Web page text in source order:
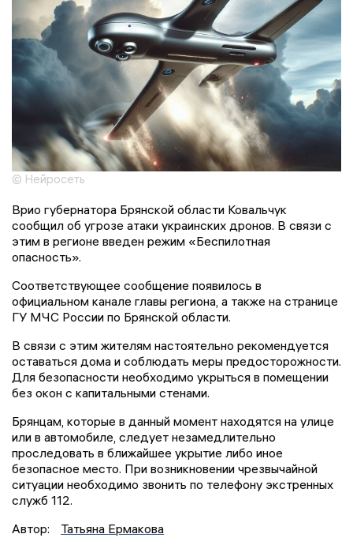
© Нейросеть
Врио губернатора Брянской области Ковальчук
сообщил об угрозе атаки украинских дронов. В связи с
этим в регионе введен режим «Беспилотная
опасность».
Соответствующее сообщение появилось в
официальном канале главы региона, а также на странице
ГУ МЧС России по Брянской области.
В связи с этим жителям настоятельно рекомендуется
оставаться дома и соблюдать меры предосторожности.
Для безопасности необходимо укрыться в помещении
без окон с капитальными стенами.
Брянцам, которые в данный момент находятся на улице
или в автомобиле, следует незамедлительно
проследовать в ближайшее укрытие либо иное
безопасное место. При возникновении чрезвычайной
ситуации необходимо звонить по телефону экстренных
служб 112.
Автор:
Татьяна Ермакова